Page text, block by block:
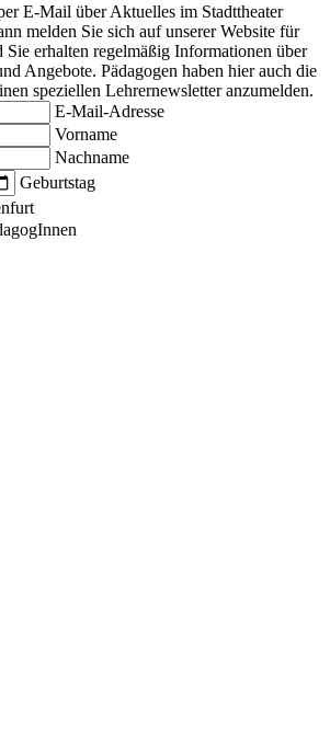
E-Mail über Aktuelles im Stadttheater
melden Sie sich auf unserer Website für
Sie erhalten regelmäßig Informationen über
Angebote. Pädagogen haben hier auch die
speziellen Lehrernewsletter anzumelden.
E-Mail-Adresse
Vorname
Nachname
Geburtstag